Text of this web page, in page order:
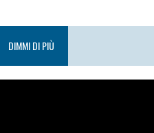
DIMMI DI PIÙ